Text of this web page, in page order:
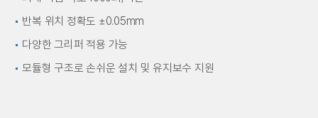
반복 위치 정확도 ±0.05mm
다양한 그리퍼 적용 가능
모듈형 구조로 손쉬운 설치 및 유지보수 지원